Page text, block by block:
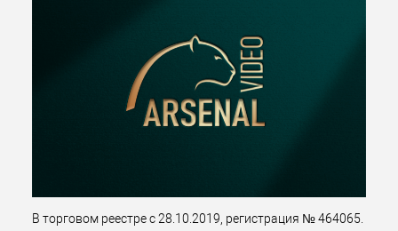
В торговом реестре с 28.10.2019, регистрация № 464065.